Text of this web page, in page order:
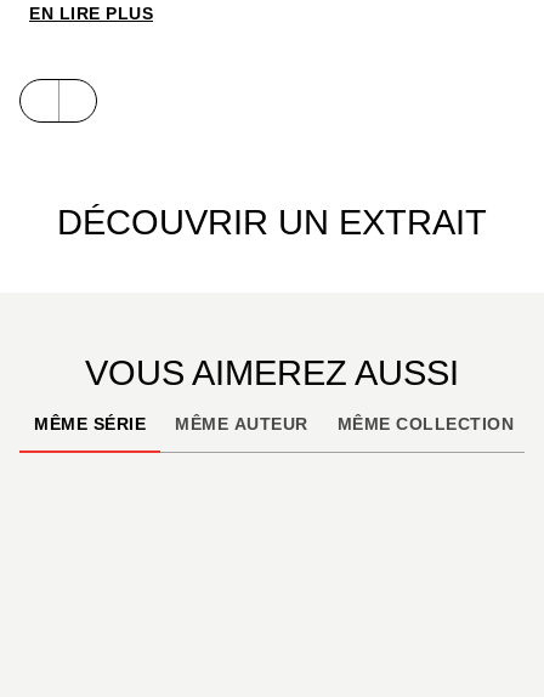
EN LIRE PLUS
DÉCOUVRIR UN EXTRAIT
VOUS AIMEREZ AUSSI
MÊME SÉRIE MÊME AUTEUR MÊME COLLECTION